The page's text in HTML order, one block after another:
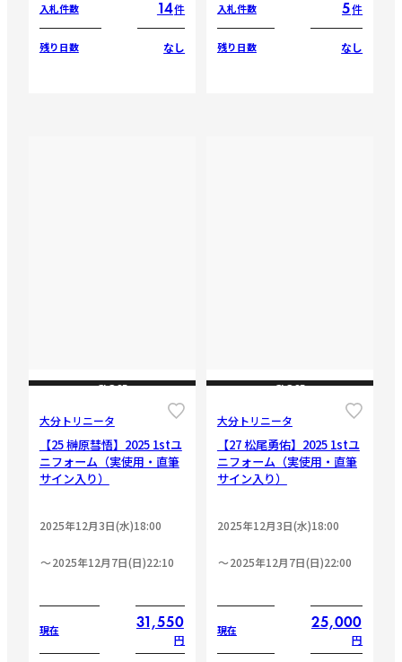
入札件数 14件
残り日数 なし
入札件数 5件
残り日数 なし
CLOSE
大分トリニータ
【25 榊原彗悟】2025 1stユ
ニフォーム（実使用・直筆
サイン入り）
2025年12月3日(水)18:00
2025年12月7日(日)22:10
現在 31,550
円
CLOSE
大分トリニータ
【27 松尾勇佑】2025 1stユ
ニフォーム（実使用・直筆
サイン入り）
2025年12月3日(水)18:00
2025年12月7日(日)22:00
現在 25,000
円